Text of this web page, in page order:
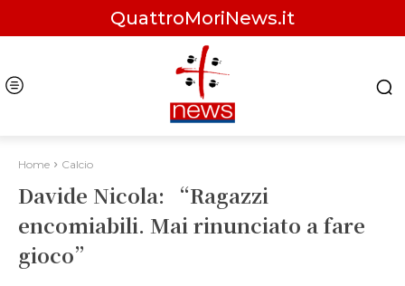
QuattroMoriNews.it
Home Calcio
Davide Nicola: “Ragazzi
encomiabili. Mai rinunciato a fare
gioco”